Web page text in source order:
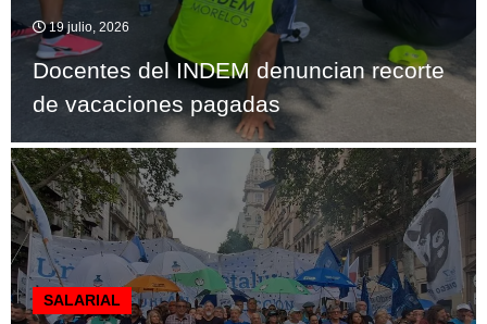
19 julio, 2026
Docentes del INDEM denuncian recorte
de vacaciones pagadas
SALARIAL